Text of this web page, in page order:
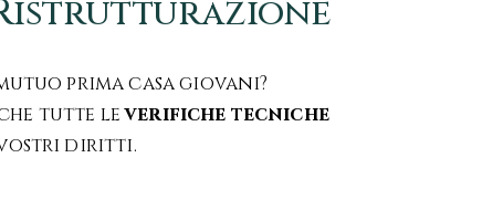
Ristrutturazione
prima casa giovani?
tutte leverifiche tecniche
vostri diritti.